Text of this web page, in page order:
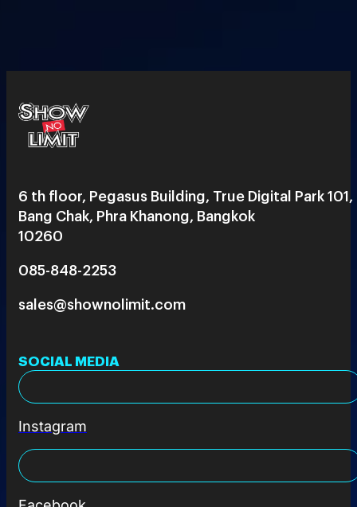
6 th floor, Pegasus Building, True Digital Park 101,
Bang Chak, Phra Khanong, Bangkok
10260
085-848-2253
sales@shownolimit.com
SOCIAL MEDIA
Instagram